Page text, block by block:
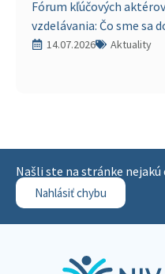
Fórum kľúčových
vzdelávania: Čo sme sa
14.07.2026 Aktuality
Našli ste na stránke nejakú
Nahlásiť chybu